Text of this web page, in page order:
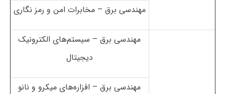
مهندسی برق – مخابرات امن و رمز نگاری
مهندسی برق – سیستم‌های الکترونیک
دیجیتال
مهندسی برق – افزاره‌های میکرو و نانو